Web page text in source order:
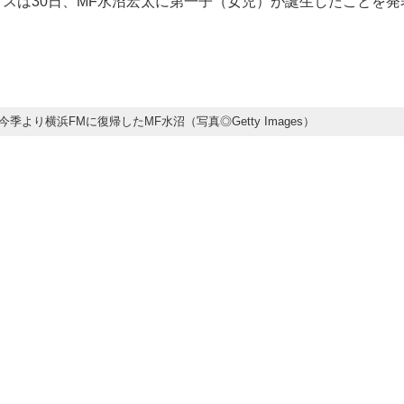
季より横浜FMに復帰したMF水沼（写真◎Getty Images）